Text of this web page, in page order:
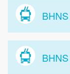
BHNS
BHNS